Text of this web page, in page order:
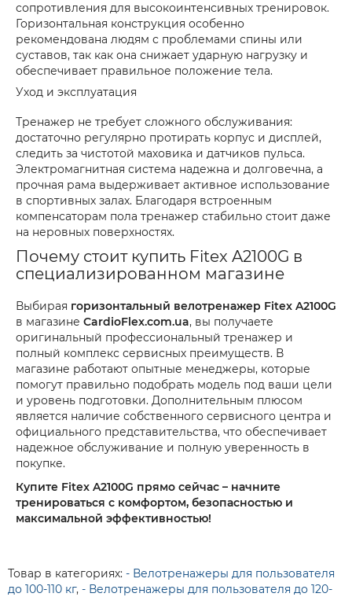
сопротивления для высокоинтенсивных тренировок.
Горизонтальная конструкция особенно
рекомендована людям с проблемами спины или
суставов, так как она снижает ударную нагрузку и
обеспечивает правильное положение тела.
Уход и эксплуатация
Тренажер не требует сложного обслуживания:
достаточно регулярно протирать корпус и дисплей,
следить за чистотой маховика и датчиков пульса.
Электромагнитная система надежна и долговечна, а
прочная рама выдерживает активное использование
в спортивных залах. Благодаря встроенным
компенсаторам пола тренажер стабильно стоит даже
на неровных поверхностях.
Почему стоит купить Fitex A2100G в
специализированном магазине
Выбирая горизонтальный велотренажер Fitex A2100G
в магазине CardioFlex.com.ua, вы получаете
оригинальный профессиональный тренажер и
полный комплекс сервисных преимуществ. В
магазине работают опытные менеджеры, которые
помогут правильно подобрать модель под ваши цели
и уровень подготовки. Дополнительным плюсом
является наличие собственного сервисного центра и
официального представительства, что обеспечивает
надежное обслуживание и полную уверенность в
покупке.
Купите Fitex A2100G прямо сейчас – начните
тренироваться с комфортом, безопасностью и
максимальной эффективностью!
Товар в категориях: - Велотренажеры для пользователя
до 100-110 кг, - Велотренажеры для пользователя до 120-